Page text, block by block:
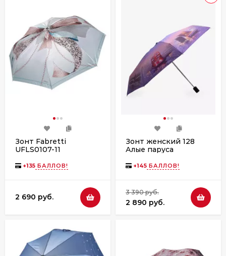
Зонт Fabretti
UFLS0107-11
+135 БАЛЛОВ!
2 690 руб.
Зонт женский 128
Алые паруса
+145 БАЛЛОВ!
3 390 руб.
2 890 руб.